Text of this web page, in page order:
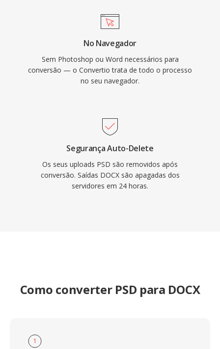
No Navegador
Sem Photoshop ou Word necessários para
conversão — o Convertio trata de todo o processo
no seu navegador.
Segurança Auto-Delete
Os seus uploads PSD são removidos após
conversão. Saídas DOCX são apagadas dos
servidores em 24 horas.
Como converter PSD para DOCX
1